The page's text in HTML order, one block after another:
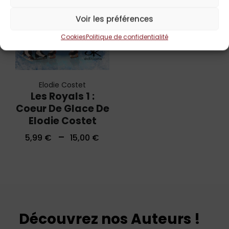
Voir les préférences
CookiesPolitique de confidentialité
Les Royals 1 :
Coeur De Glace De
Elodie Costet
Elodie Costet
5,99 € – 15,00 €
Découvrez nos Auteurs !